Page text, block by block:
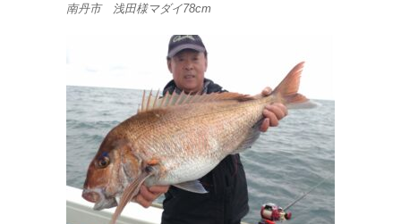
南丹市 浅田様マダイ78cm